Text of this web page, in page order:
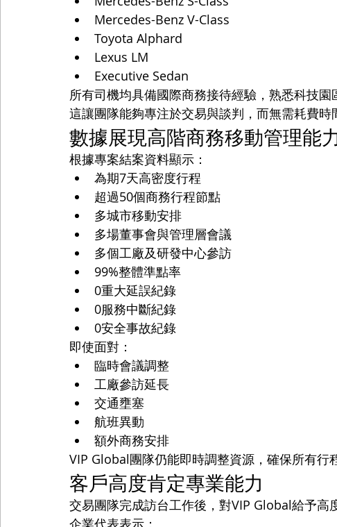
Mercedes-Benz V-Class
Toyota Alphard
Lexus LM
Executive Sedan
所有司機均具備國際商務接待經驗，熟悉科技園
這讓團隊能夠專注於交易與談判，而無需耗費時
數據展現高階商務移動管理能
根據專案結案資料顯示：
為期7天高密度行程
超過50個商務行程節點
多城市移動安排
多場董事會與管理層會議
多個工廠及研發中心參訪
99%整體準點率
0重大延誤紀錄
0服務中斷紀錄
0安全事故紀錄
即使面對：
臨時會議調整
工廠參訪延長
交通壅塞
航班異動
額外商務安排
VIP Global團隊仍能即時調整資源，確保所有行
客戶高度肯定專業能力
交易團隊完成訪台工作後，對VIP Global給予高
企業代表表示：